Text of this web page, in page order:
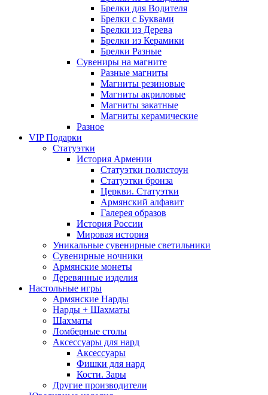
Брелки для Водителя
Брелки с Буквами
Брелки из Дерева
Брелки из Керамики
Брелки Разные
Сувениры на магните
Разные магниты
Магниты резиновые
Магниты акриловые
Магниты закатные
Магниты керамические
Разное
VIP Подарки
Статуэтки
История Армении
Статуэтки полистоун
Статуэтки бронза
Церкви. Статуэтки
Армянский алфавит
Галерея образов
История России
Мировая история
Уникальные сувенирные светильники
Сувенирные ночники
Армянские монеты
Деревянные изделия
Настольные игры
Армянские Нарды
Нарды + Шахматы
Шахматы
Ломберные столы
Аксессуары для нард
Аксессуары
Фишки для нард
Кости. Зары
Другие производители